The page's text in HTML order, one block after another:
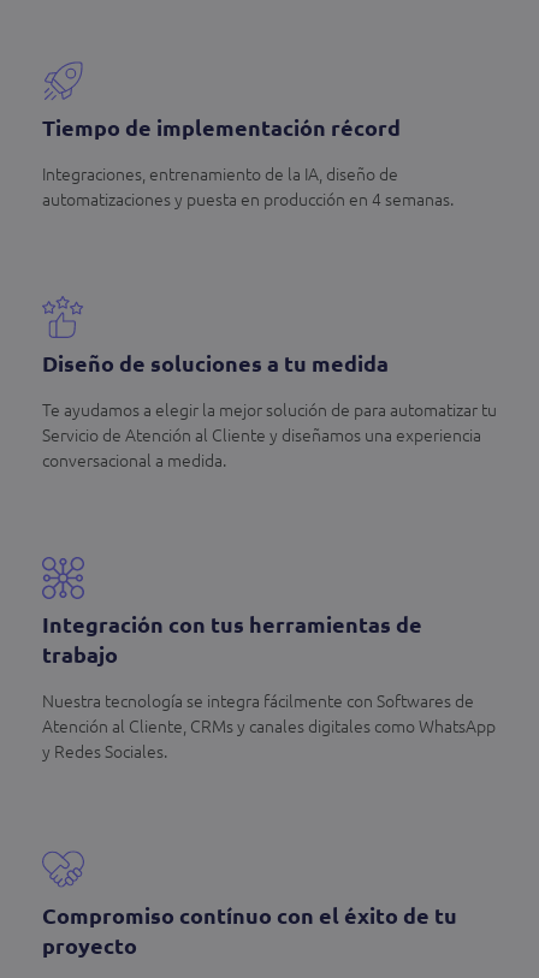
Tiempo de implementación récord
Integraciones, entrenamiento de la IA, diseño de
automatizaciones y puesta en producción en 4 semanas.
Diseño de soluciones a tu medida
Te ayudamos a elegir la mejor solución de para automatizar tu
Servicio de Atención al Cliente y diseñamos una experiencia
conversacional a medida.
Integración con tus herramientas de
trabajo
Nuestra tecnología se integra fácilmente con Softwares de
Atención al Cliente, CRMs y canales digitales como WhatsApp
y Redes Sociales.
Compromiso contínuo con el éxito de tu
proyecto